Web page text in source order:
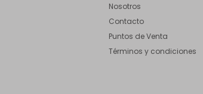
Nosotros
Contacto
Puntos de Venta
Términos y condiciones